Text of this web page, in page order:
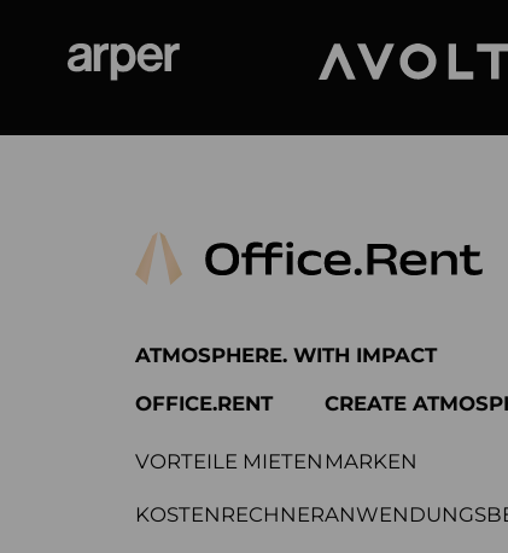
ATMOSPHERE. WITH IMPACT
OFFICE.RENT
VORTEILE MIETEN
KOSTENRECHNER
CREATE
MARKEN